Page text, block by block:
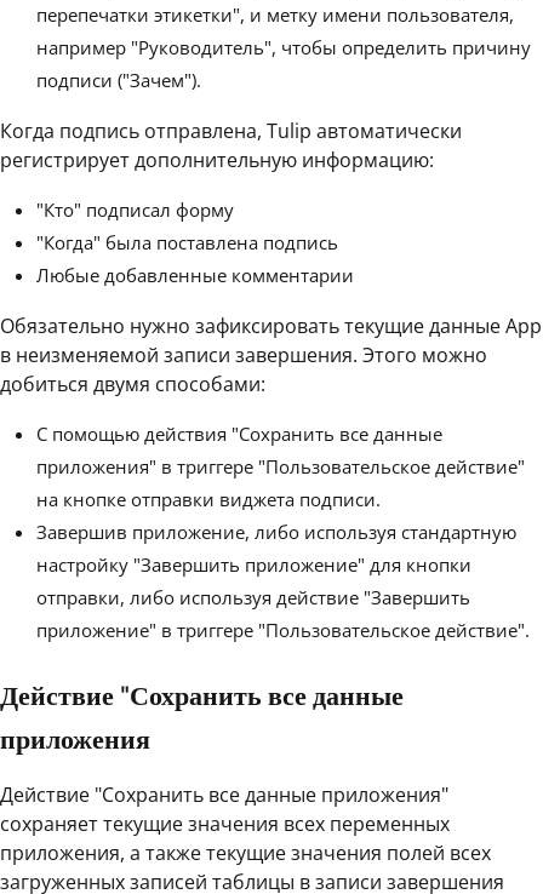
перепечатки этикетки", и метку имени пользователя,
например "Руководитель", чтобы определить причину
подписи ("Зачем").
Когда подпись отправлена, Tulip автоматически
регистрирует дополнительную информацию:
"Кто" подписал форму
"Когда" была поставлена подпись
Любые добавленные комментарии
Обязательно нужно зафиксировать текущие данные App
в неизменяемой записи завершения. Этого можно
добиться двумя способами:
С помощью действия "Сохранить все данные
приложения" в триггере "Пользовательское действие"
на кнопке отправки виджета подписи.
Завершив приложение, либо используя стандартную
настройку "Завершить приложение" для кнопки
отправки, либо используя действие "Завершить
приложение" в триггере "Пользовательское действие".
Действие "Сохранить все данные
приложения
Действие "Сохранить все данные приложения"
сохраняет текущие значения всех переменных
приложения, а также текущие значения полей всех
загруженных записей таблицы в записи завершения